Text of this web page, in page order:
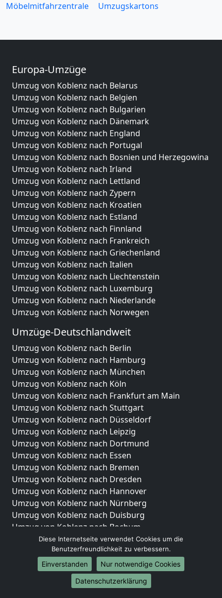
Möbelmitfahrzentrale
Umzugskartons
Europa-Umzüge
Umzug von Koblenz nach Belarus
Umzug von Koblenz nach Belgien
Umzug von Koblenz nach Bulgarien
Umzug von Koblenz nach Dänemark
Umzug von Koblenz nach England
Umzug von Koblenz nach Portugal
Umzug von Koblenz nach Bosnien und Herzegowina
Umzug von Koblenz nach Irland
Umzug von Koblenz nach Lettland
Umzug von Koblenz nach Zypern
Umzug von Koblenz nach Kroatien
Umzug von Koblenz nach Estland
Umzug von Koblenz nach Finnland
Umzug von Koblenz nach Frankreich
Umzug von Koblenz nach Griechenland
Umzug von Koblenz nach Italien
Umzug von Koblenz nach Liechtenstein
Umzug von Koblenz nach Luxemburg
Umzug von Koblenz nach Niederlande
Umzug von Koblenz nach Norwegen
Umzüge-Deutschlandweit
Umzug von Koblenz nach Berlin
Umzug von Koblenz nach Hamburg
Umzug von Koblenz nach München
Umzug von Koblenz nach Köln
Umzug von Koblenz nach Frankfurt am Main
Umzug von Koblenz nach Stuttgart
Umzug von Koblenz nach Düsseldorf
Umzug von Koblenz nach Leipzig
Umzug von Koblenz nach Dortmund
Umzug von Koblenz nach Essen
Umzug von Koblenz nach Bremen
Umzug von Koblenz nach Dresden
Umzug von Koblenz nach Hannover
Umzug von Koblenz nach Nürnberg
Umzug von Koblenz nach Duisburg
Umzug von Koblenz nach Bochum
Umzug von Koblenz nach Wuppertal
Umzug von Koblenz nach Bielefeld
Umzug von Koblenz nach Bonn
Umzug von Koblenz nach Münster
Diese Internetseite verwendet Cookies um die
Benutzerfreundlichkeit zu verbessern.
Einverstanden
Nur notwendige Cookies
Datenschutzerklärung